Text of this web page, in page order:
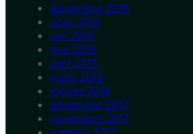
décembre 2018
août 2018
juin 2018
mai 2018
avril 2018
mars 2018
janvier 2018
décembre 2017
novembre 2017